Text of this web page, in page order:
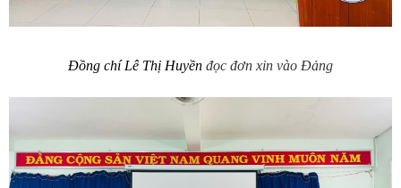
Đồng chí Lê Thị Huyền đọc đơn xin vào Đảng